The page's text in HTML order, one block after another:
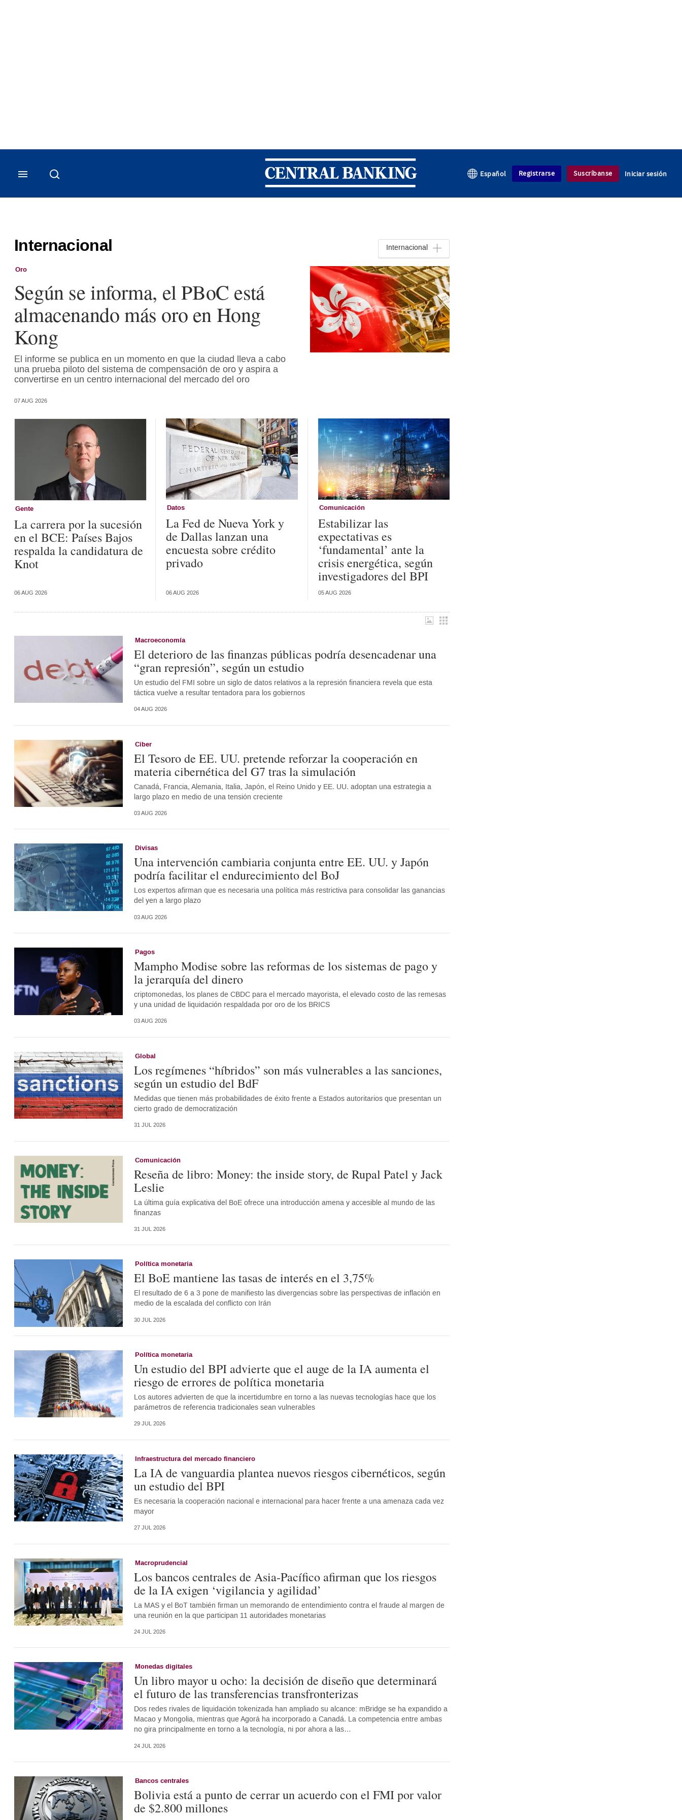
Central Banking
Español Registrarse Suscríbanse Iniciar sesión
Internacional Internacional
Oro
Según se informa, el PBoC está
almacenando más oro en Hong
Kong
El informe se publica en un momento en que la ciudad lleva a cabo
una prueba piloto del sistema de compensación de oro y aspira a
convertirse en un centro internacional del mercado del oro
07 AUG 2026
Gente
La carrera por la sucesión
en el BCE: Países Bajos
respalda la candidatura de
Knot
06 AUG 2026
Datos
La Fed de Nueva York y
de Dallas lanzan una
encuesta sobre crédito
privado
06 AUG 2026
Comunicación
Estabilizar las
expectativas es
‘fundamental’ ante la
crisis energética, según
investigadores del BPI
05 AUG 2026
Macroeconomía
El deterioro de las finanzas públicas podría desencadenar una
“gran represión”, según un estudio
Un estudio del FMI sobre un siglo de datos relativos a la represión financiera revela que esta
táctica vuelve a resultar tentadora para los gobiernos
04 AUG 2026
Ciber
El Tesoro de EE. UU. pretende reforzar la cooperación en
materia cibernética del G7 tras la simulación
Canadá, Francia, Alemania, Italia, Japón, el Reino Unido y EE. UU. adoptan una estrategia a
largo plazo en medio de una tensión creciente
03 AUG 2026
Divisas
Una intervención cambiaria conjunta entre EE. UU. y Japón
podría facilitar el endurecimiento del BoJ
Los expertos afirman que es necesaria una política más restrictiva para consolidar las ganancias
del yen a largo plazo
03 AUG 2026
Pagos
Mampho Modise sobre las reformas de los sistemas de pago y
la jerarquía del dinero
criptomonedas, los planes de CBDC para el mercado mayorista, el elevado costo de las remesas
y una unidad de liquidación respaldada por oro de los BRICS
03 AUG 2026
Global
Los regímenes “híbridos” son más vulnerables a las sanciones,
según un estudio del BdF
Medidas que tienen más probabilidades de éxito frente a Estados autoritarios que presentan un
cierto grado de democratización
31 JUL 2026
Comunicación
Reseña de libro: Money: the inside story, de Rupal Patel y Jack
Leslie
La última guía explicativa del BoE ofrece una introducción amena y accesible al mundo de las
finanzas
31 JUL 2026
Política monetaria
El BoE mantiene las tasas de interés en el 3,75%
El resultado de 6 a 3 pone de manifiesto las divergencias sobre las perspectivas de inflación en
medio de la escalada del conflicto con Irán
30 JUL 2026
Política monetaria
Un estudio del BPI advierte que el auge de la IA aumenta el
riesgo de errores de política monetaria
Los autores advierten de que la incertidumbre en torno a las nuevas tecnologías hace que los
parámetros de referencia tradicionales sean vulnerables
29 JUL 2026
Infraestructura del mercado financiero
La IA de vanguardia plantea nuevos riesgos cibernéticos, según
un estudio del BPI
Es necesaria la cooperación nacional e internacional para hacer frente a una amenaza cada vez
mayor
27 JUL 2026
Macroprudencial
Los bancos centrales de Asia-Pacífico afirman que los riesgos
de la IA exigen ‘vigilancia y agilidad’
La MAS y el BoT también firman un memorando de entendimiento contra el fraude al margen de
una reunión en la que participan 11 autoridades monetarias
24 JUL 2026
Monedas digitales
Un libro mayor u ocho: la decisión de diseño que determinará
el futuro de las transferencias transfronterizas
Dos redes rivales de liquidación tokenizada han ampliado su alcance: mBridge se ha expandido a
Macao y Mongolia, mientras que Agorá ha incorporado a Canadá. La competencia entre ambas
no gira principalmente en torno a la tecnología, ni por ahora a las…
24 JUL 2026
Bancos centrales
Bolivia está a punto de cerrar un acuerdo con el FMI por valor
de $2.800 millones